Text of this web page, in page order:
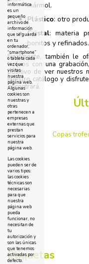
mármol.
Plástico: otro
Cristal: materia
bonitos y refinados.
Finalmente, también le
trofeos con una
positivo de ver nuestros
nuestro catálogo y
encontrará.
Copas
Etiquetas
informática
es un
pequeño
archivo de
información
que se guarda
en tu
ordenador,
“smartphone”
o tableta cada
vez que
visitas
nuestra
página web.
Algunas
cookies son
nuestras y
otras
pertenecen a
empresas
externas que
prestan
servicios para
nuestra
página web.
Las cookies
pueden ser de
varios tipos:
las cookies
técnicas son
necesarias
para que
nuestra
página web
pueda
funcionar, no
necesitan de
tu
autorización y
son las únicas
que tenemos
activadas por
defecto.